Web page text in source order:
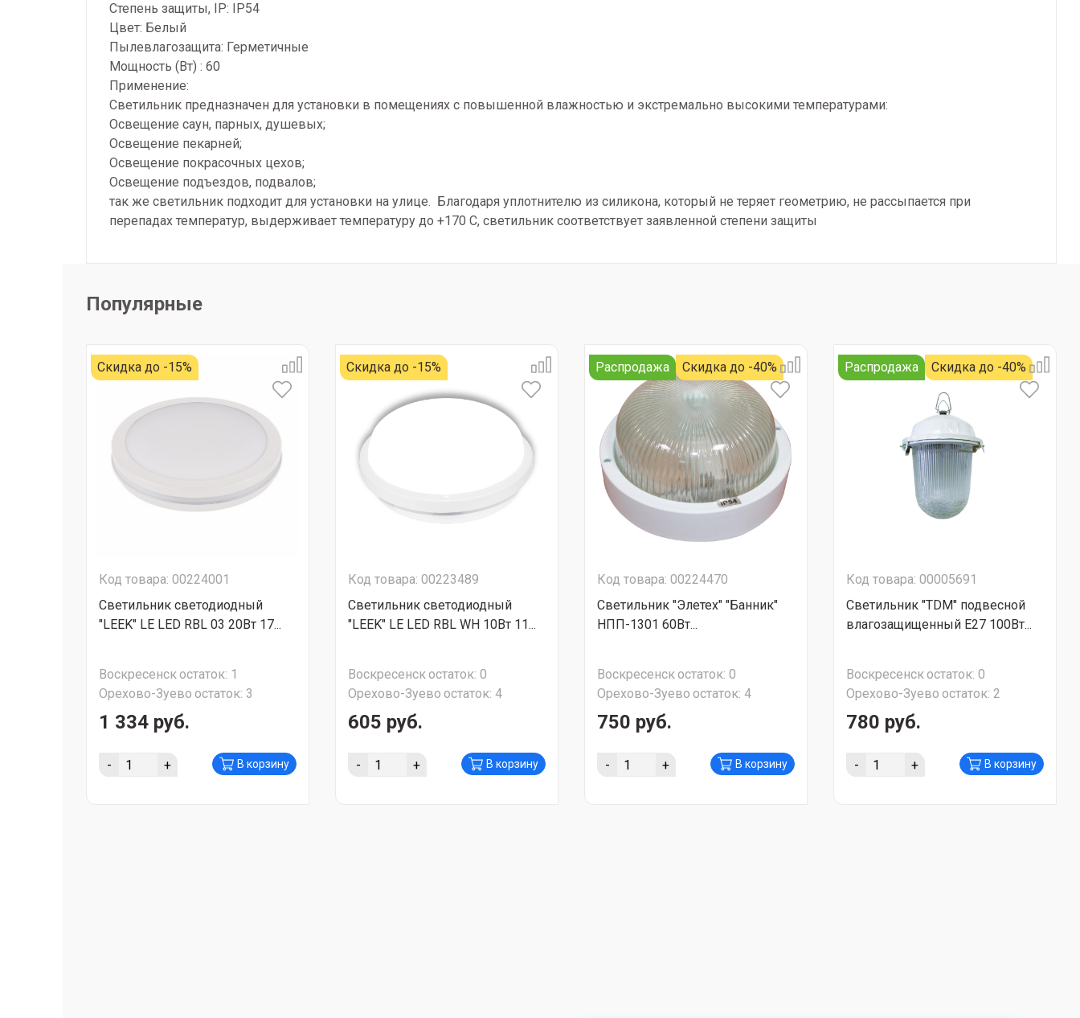
Степень защиты, IP: IP54
Цвет: Белый
Пылевлагозащита: Герметичные
Мощность (Вт) : 60
Применение:
Светильник предназначен для установки в помещениях с повышенной влажностью и экстремально высокими температурами:
Освещение саун, парных, душевых;
Освещение пекарней;
Освещение покрасочных цехов;
Освещение подъездов, подвалов;
так же светильник подходит для установки на улице. Благодаря уплотнителю из силикона, который не теряет геометрию, не рассыпается при
перепадах температур, выдерживает температуру до +170 С, светильник соответствует заявленной степени защиты
Популярные
Скидка до -15%
Код товара: 00224001
Светильник светодиодный
"LEEK" LE LED RBL 03 20Вт 17...
Воскресенскостаток: 1
Орехово-Зуево остаток: 3
1 334 руб.
- + В корзину
Скидка до -15%
Код товара: 00223489
Светильник светодиодный
"LEEK" LE LED RBL WH 10Вт 11...
Воскресенскостаток: 0
Орехово-Зуево остаток: 4
605 руб.
- + В корзину
Распродажа Скидка до -40%
Код товара: 00224470
Светильник "Элетех" "Банник"
НПП-1301 60Вт...
Воскресенскостаток: 0
Орехово-Зуево остаток: 4
750 руб.
- + В корзину
Распродажа Скидка до -40%
Код товара: 00005691
Светильник "TDM" подвесной
влагозащищенный Е27 100Вт...
Воскресенскостаток: 0
Орехово-Зуево остаток: 2
780 руб.
- + В корзину